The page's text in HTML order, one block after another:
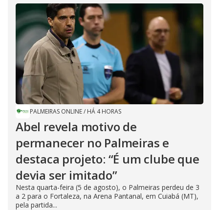
PALMEIRAS ONLINE/ HÁ 4 HORAS
Abel revela motivo de
permanecer no Palmeiras e
destaca projeto: “É um clube que
devia ser imitado”
Nesta quarta-feira (5 de agosto), o Palmeiras perdeu de 3
a 2 para o Fortaleza, na Arena Pantanal, em Cuiabá (MT),
pela partida...